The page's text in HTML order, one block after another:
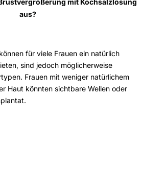
aus?
können für viele Frauen ein natürlich
sind jedoch möglicherweise
Frauen mit weniger natürlichem
Haut könnten sichtbare Wellen oder